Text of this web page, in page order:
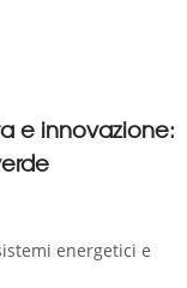
e innovazione:
energetici e